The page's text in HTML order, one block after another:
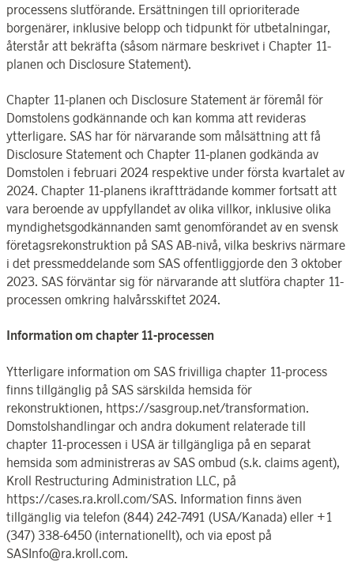
processens slutförande. Ersättningen till oprioriterade
borgenärer, inklusive belopp och tidpunkt för utbetalningar,
återstår att bekräfta (såsom närmare beskrivet i Chapter 11-
planen och Disclosure Statement).
Chapter 11-planen och Disclosure Statement är föremål för
Domstolens godkännande och kan komma att revideras
ytterligare. SAS har för närvarande som målsättning att få
Disclosure Statement och Chapter 11-planen godkända av
Domstolen i februari 2024 respektive under första kvartalet av
2024. Chapter 11-planens ikraftträdande kommer fortsatt att
vara beroende av uppfyllandet av olika villkor, inklusive olika
myndighetsgodkännanden samt genomförandet av en svensk
företagsrekonstruktion på SAS AB-nivå, vilka beskrivs närmare
i det pressmeddelande som SAS offentliggjorde den 3 oktober
2023. SAS förväntar sig för närvarande att slutföra chapter 11-
processen omkring halvårsskiftet 2024.
Information om chapter 11-processen
Ytterligare information om SAS frivilliga chapter 11-process
finns tillgänglig på SAS särskilda hemsida för
rekonstruktionen, https://sasgroup.net/transformation.
Domstolshandlingar och andra dokument relaterade till
chapter 11-processen i USA är tillgängliga på en separat
hemsida som administreras av SAS ombud (s.k. claims agent),
Kroll Restructuring Administration LLC, på
https://cases.ra.kroll.com/SAS. Information finns även
tillgänglig via telefon (844) 242-7491 (USA/Kanada) eller +1
(347) 338-6450 (internationellt), och via epost på
SASInfo@ra.kroll.com.